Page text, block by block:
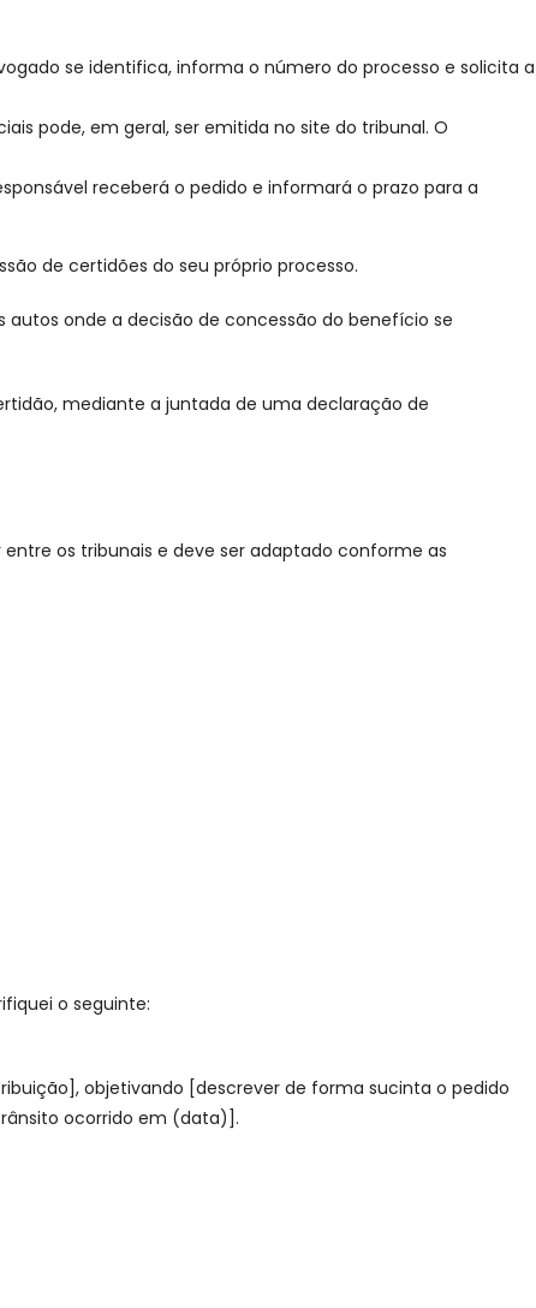
se identifica, informa o número do processo e solicita a
pode, em geral, ser emitida no site do tribunal. O
receberá o pedido e informará o prazo para a
de certidões do seu próprio processo.
onde a decisão de concessão do benefício se
mediante a juntada de uma declaração de
os tribunais e deve ser adaptado conforme as
o seguinte:
objetivando [descrever de forma sucinta o pedido
ocorrido em (data)].